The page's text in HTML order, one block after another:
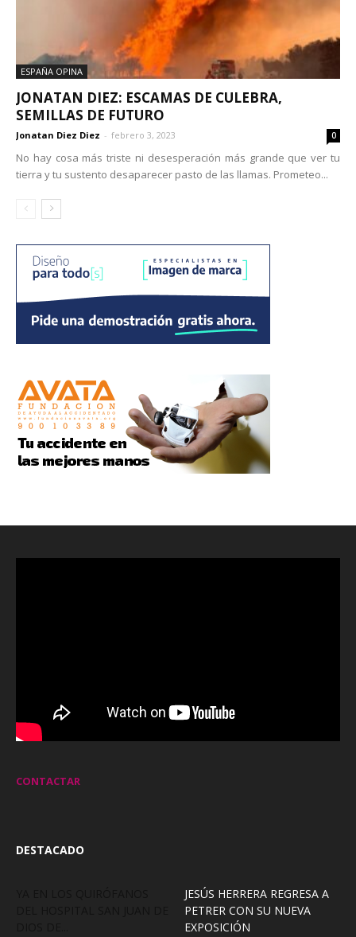
ESPAÑA OPINA
JONATAN DIEZ: ESCAMAS DE CULEBRA,
SEMILLAS DE FUTURO
Jonatan Diez Diez - febrero 3, 2023 0
No hay cosa más triste ni desesperación más grande que ver tu
tierra y tu sustento desaparecer pasto de las llamas. Prometeo...
CONTACTAR
DESTACADO
JESÚS HERRERA REGRESA A
PETRER CON SU NUEVA
EXPOSICIÓN